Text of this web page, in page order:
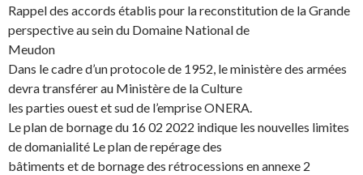
Rappel des accords établis pour la reconstitution de la Grande
perspective au sein du Domaine National de
Meudon
Dans le cadre d’un protocole de 1952, le ministère des armées
devra transférer au Ministère de la Culture
les parties ouest et sud de l’emprise ONERA.
Le plan de bornage du 16 02 2022 indique les nouvelles limites
de domanialité Le plan de repérage des
bâtiments et de bornage des rétrocessions en annexe 2